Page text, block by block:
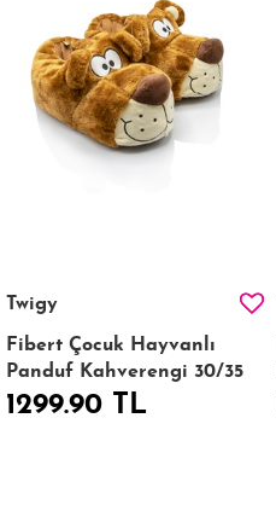
Twigy
Fibert Çocuk Hayvanlı
Panduf Kahverengi 30/35
1299.90 TL